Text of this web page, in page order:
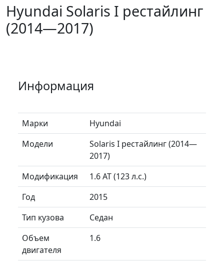
Hyundai Solaris I рестайлинг
(2014—2017)
Информация
Марки
Hyundai
Модели
Solaris I рестайлинг (2014—
2017)
Модификация
1.6 AT (123 л.с.)
Год
2015
Тип кузова
Седан
Объем
двигателя
1.6